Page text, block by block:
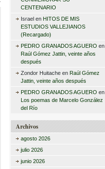
CENTENARIO
Israelen HITOS DE MIS
ESTUDIOS VALLEJIANOS
(Recargado)
PEDRO GRANADOS AGUERO en
Raúl Gómez Jattin, veinte años
después
Zondor Huitacheen Raúl Gómez
Jattin, veinte años después
PEDRO GRANADOS AGUERO en
Los poemas de Marcelo González
del Río
Archivos
agosto 2026
julio 2026
junio 2026